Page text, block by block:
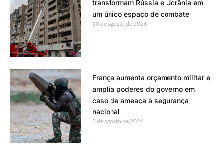
transformam Rússia e Ucrânia em
um único espaço de combate
10 de agosto de 2026
França aumenta orçamento militar e
amplia poderes do governo em
caso de ameaça à segurança
nacional
8 de agosto de 2026